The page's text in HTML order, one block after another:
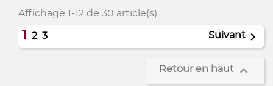
Affichage 1-12 de 30 article(s)
1 2 3 Suivant 
Retour en haut 